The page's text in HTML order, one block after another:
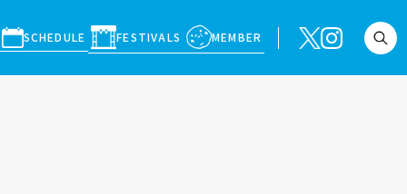
SCHEDULE FESTIVALS MEMBER